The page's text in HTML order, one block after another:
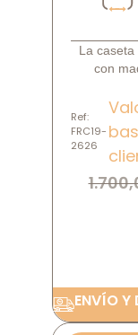
La
con
Ref:
FRC19-
2626
ENVÍO Y